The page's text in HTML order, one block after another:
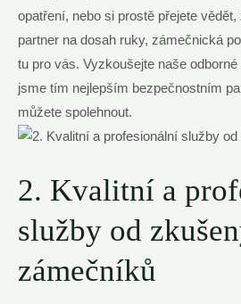
opatření, nebo si prostě přejete
partner na dosah ruky, zámečnická
tu pro vás. Vyzkoušejte naše
jsme tím nejlepším bezpečnostním
můžete spolehnout.
2. Kvalitní a
služby od
zámečníků